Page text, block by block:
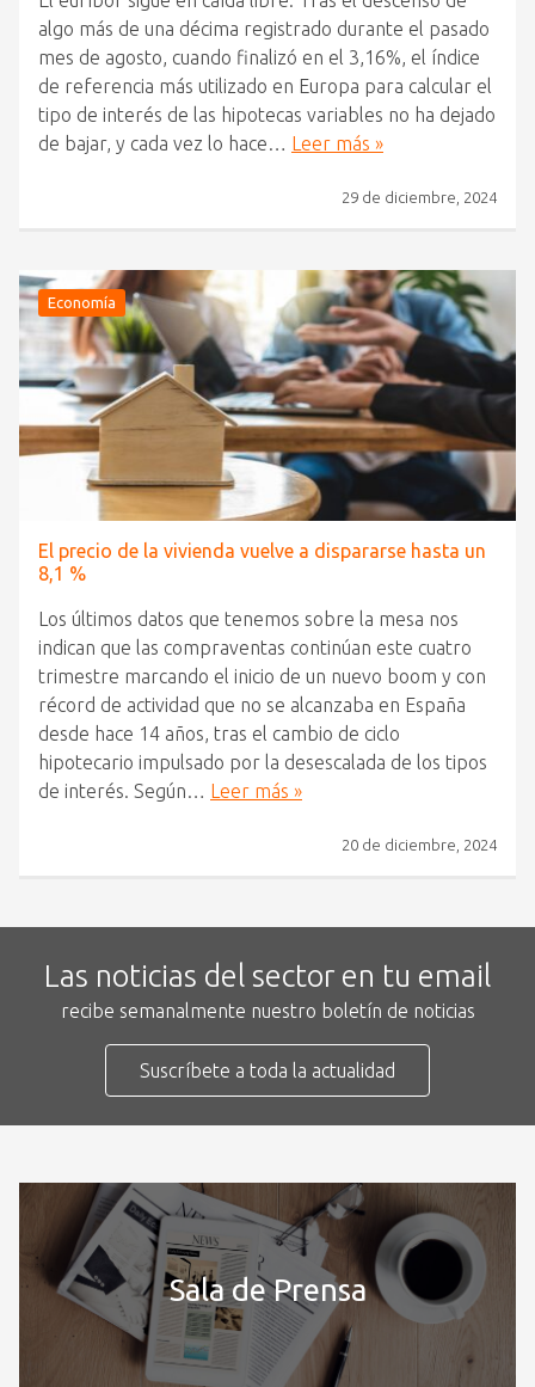
algo más de una décima registrado durante el pasado
mes de agosto, cuando finalizó en el 3,16%, el índice
de referencia más utilizado en Europa para calcular el
tipo de interés de las hipotecas variables no ha dejado
de bajar, y cada vez lo hace…
Leer más »
29 de diciembre, 2024
Economía
El precio de la vivienda vuelve a dispararse hasta un
8,1 %
Los últimos datos que tenemos sobre la mesa nos
indican que las compraventas continúan este cuatro
trimestre marcando el inicio de un nuevo boom y con
récord de actividad que no se alcanzaba en España
desde hace 14 años, tras el cambio de ciclo
hipotecario impulsado por la desescalada de los tipos
de interés. Según…
Leer más »
20 de diciembre, 2024
Las noticias del sector en tu email
recibe semanalmente nuestro boletín de noticias
Suscríbete a toda la actualidad
Sala de Prensa